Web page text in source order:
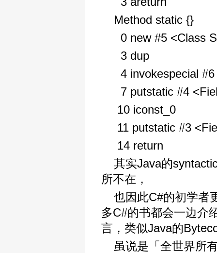
Method static {}
0 new #5 <Class
3 dup
4 invokespecial
7 putstatic #4
10 iconst_0
11 putstatic #3
14 return
其实Java的
所不在，
也因此C#的初学者
多C#的书都会一边介
言，类似Java的
虽说是「全世界所